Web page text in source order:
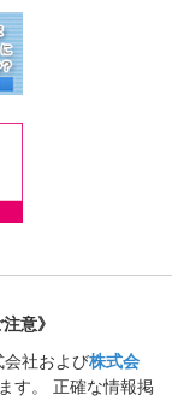
意》
会社および株式会
す。 正確な情報掲